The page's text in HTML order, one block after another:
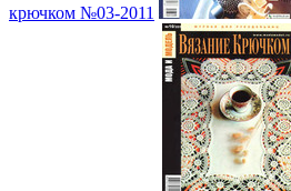
крючком №03-2011